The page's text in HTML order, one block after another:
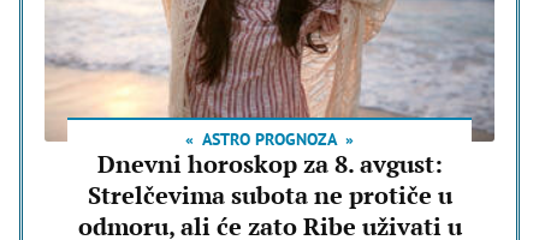
ASTRO PROGNOZA
Dnevni horoskop za 8. avgust:
Strelčevima subota ne protiče u
odmoru, ali će zato Ribe uživati u